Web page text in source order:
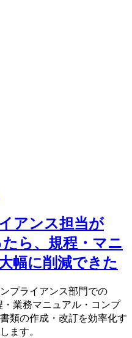
アンス担当が
ら、規程・マニ
幅に削減できた
プライアンス部門での
業務マニュアル・コンプ
類の作成・改訂を効率化す
ます。